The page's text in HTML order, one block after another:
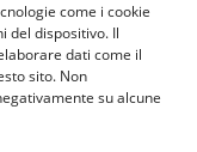
come i cookie
del dispositivo. Il
dati come il
sito. Non
su alcune